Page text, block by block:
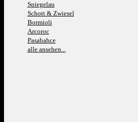
Spiegelau
Schott & Zwiesel
Bormioli
Arcoroc
Pasabahce
alle ansehen...